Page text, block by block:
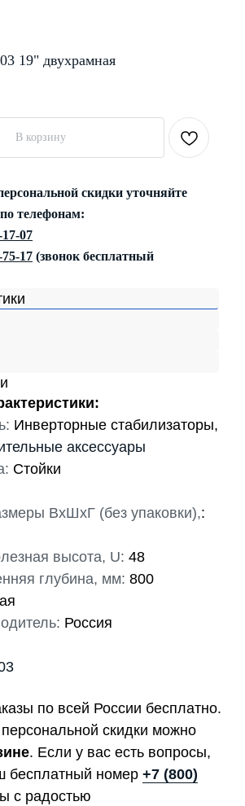
19" двухрамная
В корзину
скидки уточняйте
телефонам:
07
17 (звонок бесплатный
Инверторные стабилизаторы,
аксессуары
Стойки
ВхШхГ (без упаковки),:
высота, U: 48
глубина, мм: 800
Россия
по всей России бесплатно.
скидки можно
. Если у вас есть вопросы,
бесплатный номер +7 (800)
с радостью